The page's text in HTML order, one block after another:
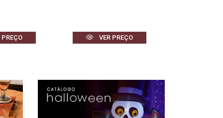
PREÇO VER PREÇO